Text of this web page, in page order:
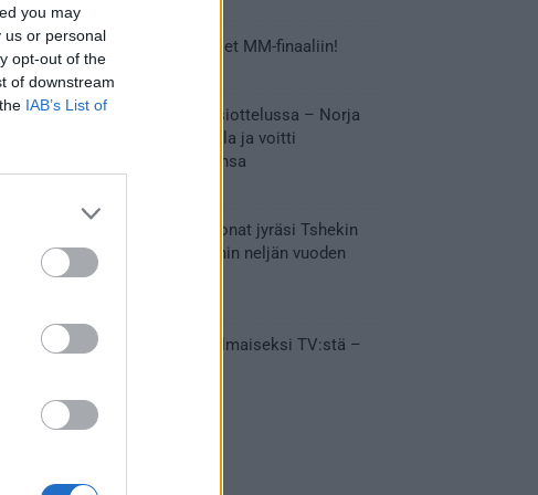
you may
us or personal
opt-out of the
of downstream
IAB’s List of
Tässä Leijonien kentälliset MM-finaaliin!
Huikeaa draamaa pronssiottelussa – Norja
kaatoi Kanadan jatkoajalla ja voitti
ensimmäisen MM-mitalinsa
Vakuuttava esitys – Leijonat jyräsi Tshekin
nurin ja eteni mitalipeleihin neljän vuoden
tauon jälkeen
Suomi – Tshekki näkyy ilmaiseksi TV:stä –